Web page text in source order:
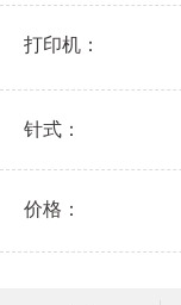
打印机：
针式：
价格：